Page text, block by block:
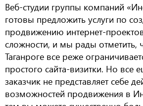
Веб-студии группы компаний
готовы предложить услуги по
продвижению интернет-
сложности, и мы рады отметить,
Таганроге все реже
простого сайта-визитки. Но все
заказчик не представляет себе
возможностей продвижения в